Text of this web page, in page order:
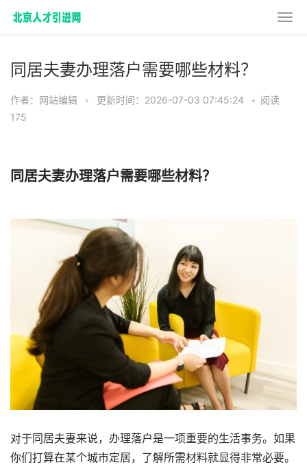
同居夫妻办理落户需要哪些材料？
作者：网站编辑 • 更新时间：2026-07-03 07:45:24 • 阅读
175
同居夫妻办理落户需要哪些材料？
对于同居夫妻来说，办理落户是一项重要的生活事务。如果
你们打算在某个城市定居，了解所需材料就显得非常必要。